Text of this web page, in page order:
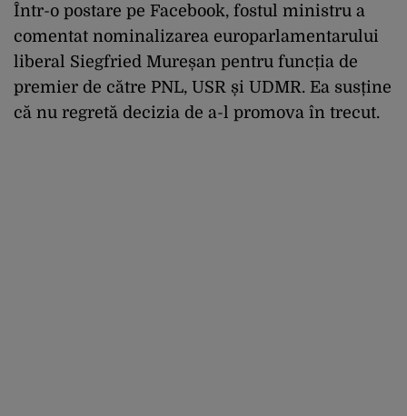
Într-o postare pe Facebook, fostul ministru a
comentat nominalizarea europarlamentarului
liberal Siegfried Mureșan pentru funcția de
premier de către PNL, USR și UDMR. Ea susține
că nu regretă decizia de a-l promova în trecut.